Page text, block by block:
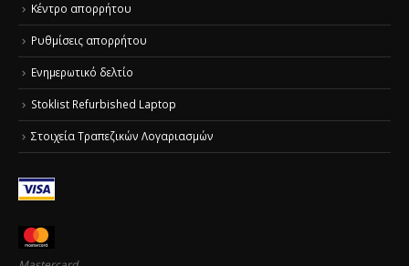
Κέντρο απορρήτου
Ρυθμίσεις απορρήτου
Ενημερωτικό δελτίο
Stoklist Refurbished Laptop
Στοιχεία Τραπεζικών Λογαριασμών